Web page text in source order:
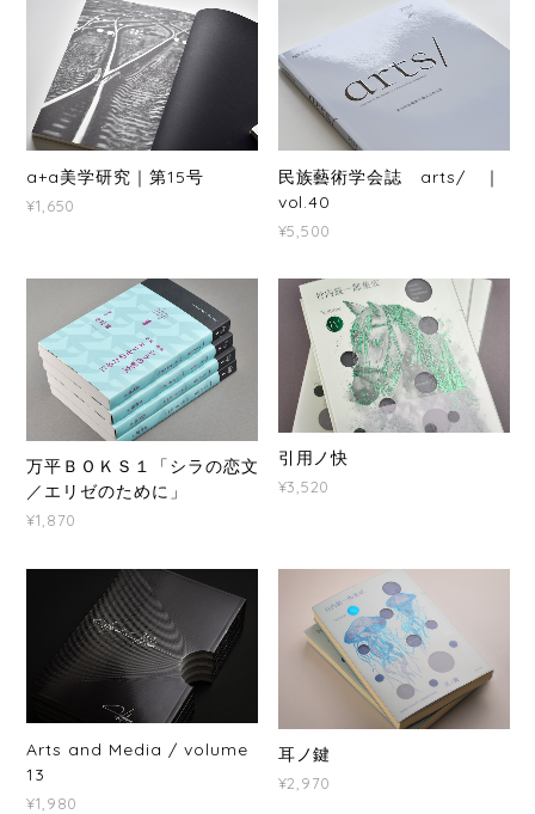
a+a美学研究｜第15号
¥1,650
民族藝術学会誌 arts/ ｜
vol.40
¥5,500
万平ＢＯＫＳ１「シラの恋文
／エリゼのために」
¥1,870
引用ノ快
¥3,520
Arts and Media / volume
13
¥1,980
耳ノ鍵
¥2,970